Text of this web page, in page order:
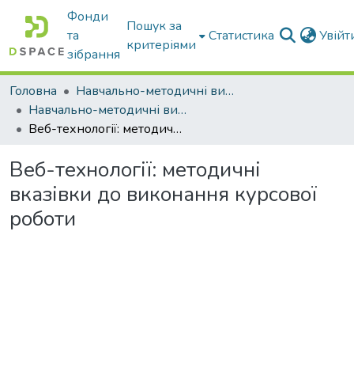
Фонди
та
зібрання
Пошук за
критеріями
Статистика
Головна
Навчально-методичні видання
Навчально-методичні видання
Веб-технології: методичні вказівки до виконання курсової роботи
Веб-технології: методичні
вказівки до виконання курсової
роботи